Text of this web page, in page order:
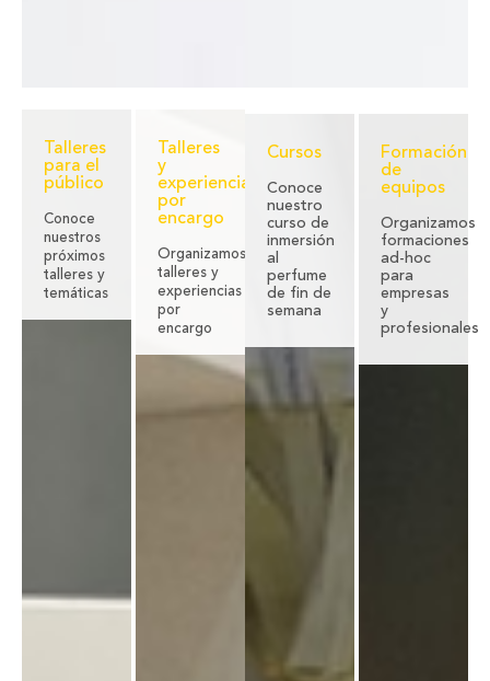
Talleres
para el
público
Conoce
nuestros
próximos
talleres y
temáticas
Talleres
y
experiencias
por
encargo
Organizamos
talleres y
experiencias
por
encargo
Cursos
Conoce
nuestro
curso de
inmersión
al
perfume
de fin de
semana
Formación
de
equipos
Organizamos
formaciones
ad-hoc
para
empresas
y
profesionales